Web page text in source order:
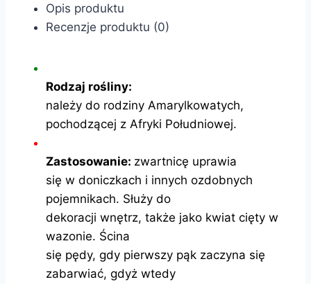
Opis produktu
Recenzje produktu (0)
Rodzaj rośliny:
należy do rodziny Amarylkowatych,
pochodzącej z Afryki Południowej.
Zastosowanie: zwartnicę uprawia
się w doniczkach i innych ozdobnych
pojemnikach. Służy do
dekoracji wnętrz, także jako kwiat cięty w
wazonie. Ścina
się pędy, gdy pierwszy pąk zaczyna się
zabarwiać, gdyż wtedy